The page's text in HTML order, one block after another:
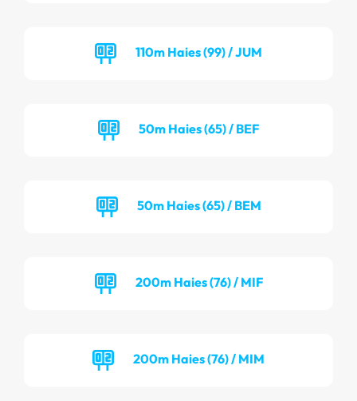
110m Haies (99) / JUM
50m Haies (65) / BEF
50m Haies (65) / BEM
200m Haies (76) / MIF
200m Haies (76) / MIM